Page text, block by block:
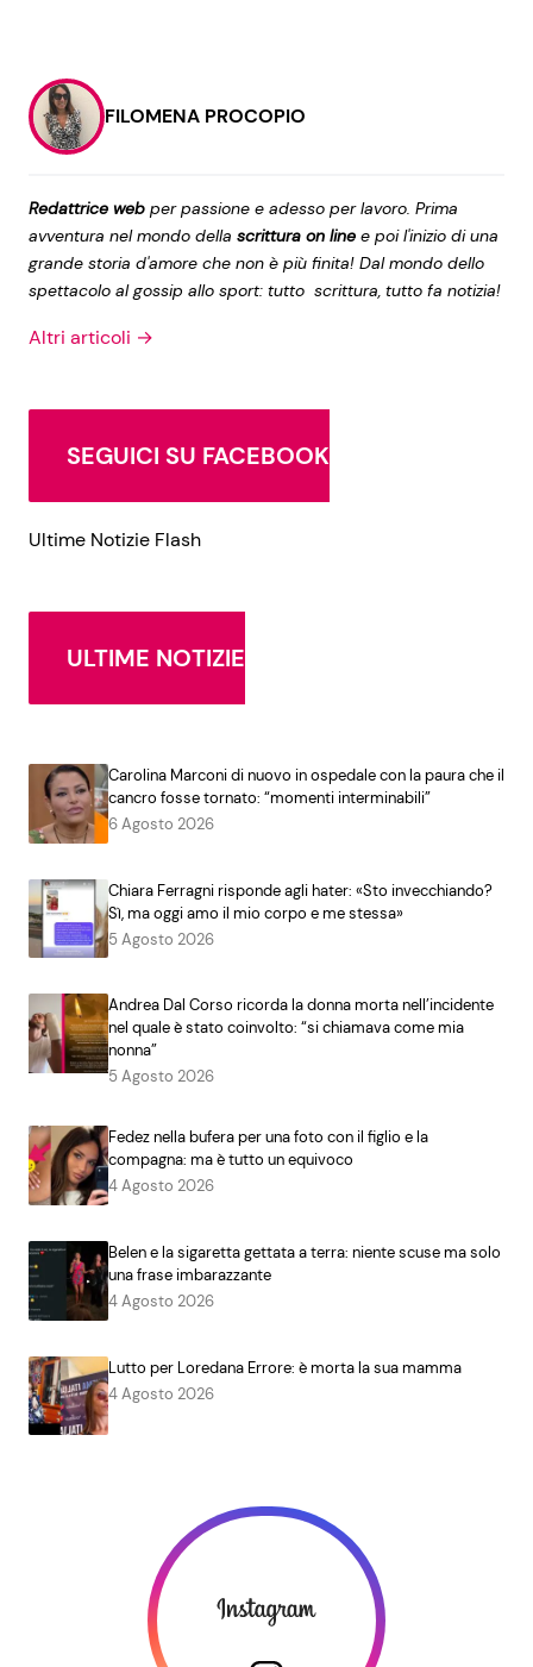
FILOMENA PROCOPIO
Redattrice web per passione e adesso per lavoro. Prima
avventura nel mondo della scrittura on line e poi l'inizio di una
grande storia d'amore che non è più finita! Dal mondo dello
spettacolo al gossip allo sport: tutto scrittura, tutto fa notizia!
Altri articoli →
SEGUICI SU FACEBOOK
Ultime Notizie Flash
ULTIME NOTIZIE
Carolina Marconi di nuovo in ospedale con la paura che il
cancro fosse tornato: “momenti interminabili”
6 Agosto 2026
Chiara Ferragni risponde agli hater: «Sto invecchiando?
Sì, ma oggi amo il mio corpo e me stessa»
5 Agosto 2026
Andrea Dal Corso ricorda la donna morta nell’incidente
nel quale è stato coinvolto: “si chiamava come mia
nonna”
5 Agosto 2026
Fedez nella bufera per una foto con il figlio e la
compagna: ma è tutto un equivoco
4 Agosto 2026
Belen e la sigaretta gettata a terra: niente scuse ma solo
una frase imbarazzante
4 Agosto 2026
Lutto per Loredana Errore: è morta la sua mamma
4 Agosto 2026